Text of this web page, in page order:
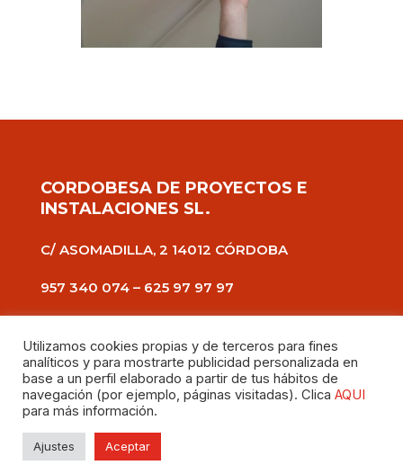
CORDOBESA DE PROYECTOS E
INSTALACIONES SL.
C/ ASOMADILLA, 2 14012 CÓRDOBA
957 340 074 – 625 97 97 97
HORARIO
DE LUNES A VIERNES:
Utilizamos cookies propias y de terceros para fines
analíticos y para mostrarte publicidad personalizada en
base a un perfil elaborado a partir de tus hábitos de
navegación (por ejemplo, páginas visitadas). Clica AQUI
para más información.
Ajustes Aceptar